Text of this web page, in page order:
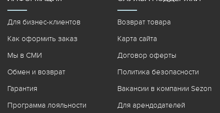
Для бизнес-клиентов
Как оформить заказ
Мы в СМИ
Обмен и возврат
Гарантия
Программа лояльности
Возврат товара
Карта сайта
Договор оферты
Политика безопасности
Вакансии в компании Sezon
Для арендодателей